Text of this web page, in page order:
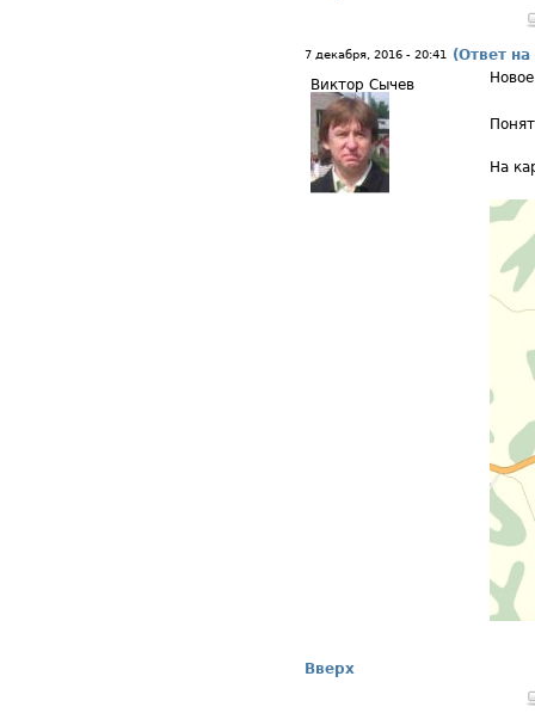
7 декабря, 2016 - 20:41
(Ответ
Виктор Сычев
На
Вверх